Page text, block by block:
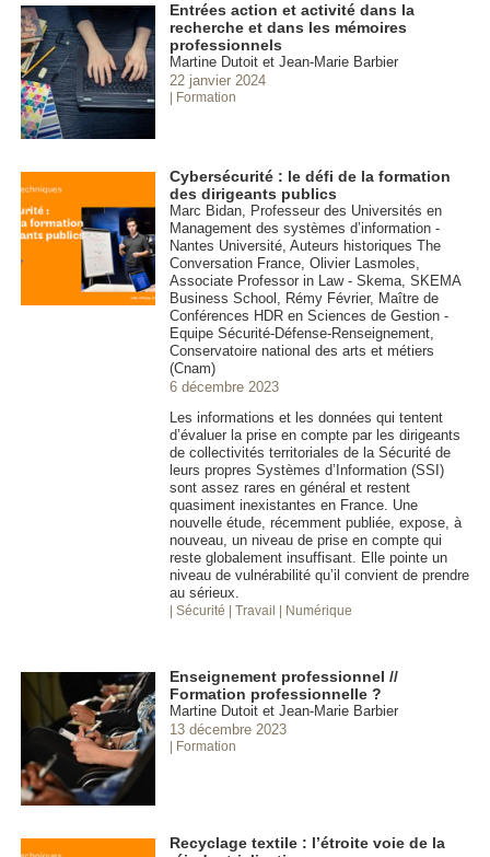
Entrées action et activité dans la
recherche et dans les mémoires
professionnels
Martine Dutoit et Jean-Marie Barbier
22 janvier 2024
| Formation
Cybersécurité : le défi de la formation
des dirigeants publics
Marc Bidan, Professeur des Universités en
Management des systèmes d’information -
Nantes Université, Auteurs historiques The
Conversation France, Olivier Lasmoles,
Associate Professor in Law - Skema, SKEMA
Business School, Rémy Février, Maître de
Conférences HDR en Sciences de Gestion -
Equipe Sécurité-Défense-Renseignement,
Conservatoire national des arts et métiers
(Cnam)
6 décembre 2023
Les informations et les données qui tentent
d’évaluer la prise en compte par les dirigeants
de collectivités territoriales de la Sécurité de
leurs propres Systèmes d’Information (SSI)
sont assez rares en général et restent
quasiment inexistantes en France. Une
nouvelle étude, récemment publiée, expose, à
nouveau, un niveau de prise en compte qui
reste globalement insuffisant. Elle pointe un
niveau de vulnérabilité qu’il convient de prendre
au sérieux.
| Sécurité | Travail | Numérique
Enseignement professionnel //
Formation professionnelle ?
Martine Dutoit et Jean-Marie Barbier
13 décembre 2023
| Formation
Recyclage textile : l’étroite voie de la